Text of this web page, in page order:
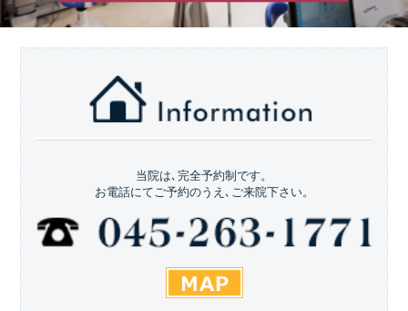
当院は､完全予約制です。
お電話にてご予約のうえ､ご来院下さい。